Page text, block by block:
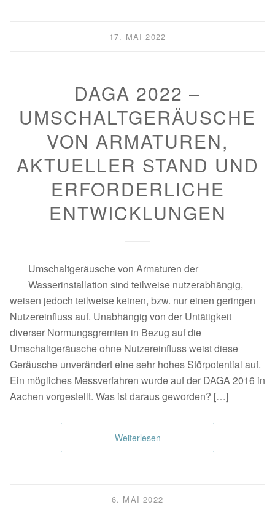
17. MAI 2022
DAGA 2022 –
UMSCHALTGERÄUSCHE
VON ARMATUREN,
AKTUELLER STAND UND
ERFORDERLICHE
ENTWICKLUNGEN
Umschaltgeräusche von Armaturen der
Wasserinstallation sind teilweise nutzerabhängig,
weisen jedoch teilweise keinen, bzw. nur einen geringen
Nutzereinfluss auf. Unabhängig von der Untätigkeit
diverser Normungsgremien in Bezug auf die
Umschaltgeräusche ohne Nutzereinfluss weist diese
Geräusche unverändert eine sehr hohes Störpotential auf.
Ein mögliches Messverfahren wurde auf der DAGA 2016 in
Aachen vorgestellt. Was ist daraus geworden? […]
Weiterlesen
6. MAI 2022